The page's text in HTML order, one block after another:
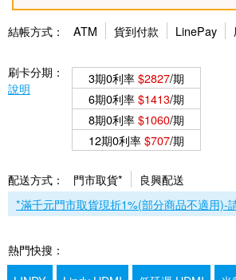
結帳方式： ATM 貨到付款 LinePay
刷卡分期：
說明
3期0利率$2827/期
6期0利率$1413/期
8期0利率$1060/期
12期0利率$707/期
配送方式： 門市取貨*
良興配送
*滿千元門市取貨現折1%(部分商品不適用)-
熱門快搜：